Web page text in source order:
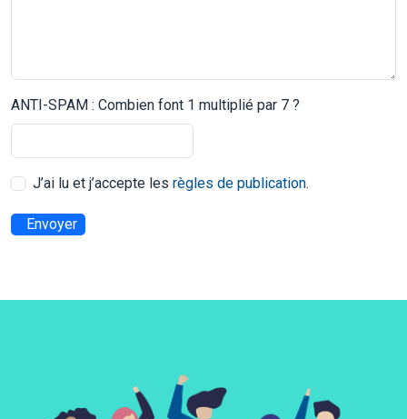
ANTI-SPAM : Combien font 1 multiplié par 7 ?
J’ai lu et j’accepte les règles de publication.
Envoyer